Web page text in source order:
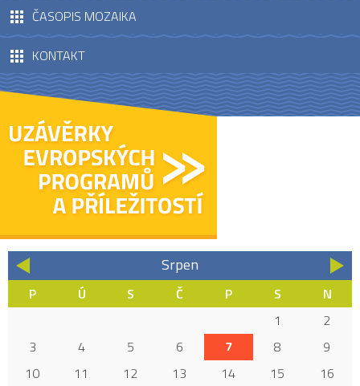
ČASOPIS MOZAIKA
KONTAKT
Srpen
«
P Ú S Č P S
N
1
2
3
4 5 6 7 8
9
10
11 12 13 14 15
16